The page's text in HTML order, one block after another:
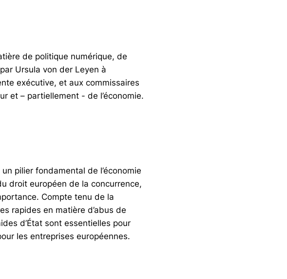
de politique numérique, de
Ursula von der Leyen à
exécutive, et aux commissaires
et – partiellement - de l’économie.
pilier fondamental de l’économie
droit européen de la concurrence,
Compte tenu de la
rapides en matière d’abus de
d’État sont essentielles pour
les entreprises européennes.